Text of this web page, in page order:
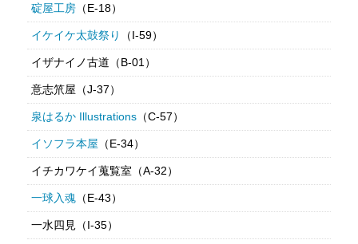
碇屋工房（E-18）
イケイケ太鼓祭り （I-59）
イザナイノ古道（B-01）
意志笊屋（J-37）
泉はるか Illustrations（C-57）
イソフラ本屋 （E-34）
イチカワケイ蒐覧室（A-32）
一球入魂（E-43）
一水四見（I-35）